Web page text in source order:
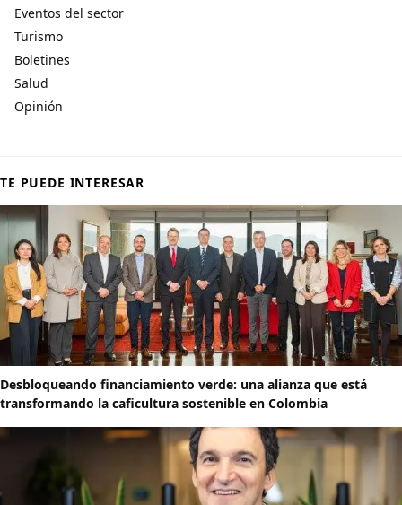
Eventos del sector
Turismo
Boletines
Salud
Opinión
TE PUEDE INTERESAR
Desbloqueando financiamiento verde: una alianza que está
transformando la caficultura sostenible en Colombia